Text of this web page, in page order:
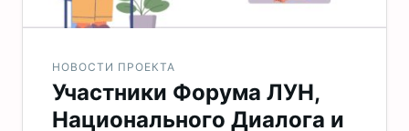
НОВОСТИ ПРОЕКТА
Участники Форума ЛУН,
Национального Диалога и